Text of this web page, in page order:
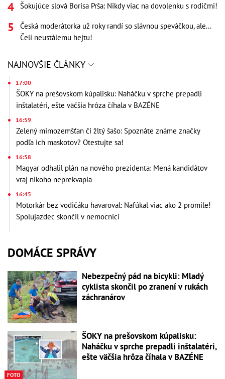
Šokujúce slová Borisa Prša: Nikdy viac na dovolenku s rodičmi!
Česká moderátorka už roky randí so slávnou speváčkou, ale...
Čelí neustálemu hejtu!
NAJNOVŠIE ČLÁNKY
17:00
ŠOKY na prešovskom kúpalisku: Naháčku v sprche prepadli
inštalatéri, ešte väčšia hrôza číhala v BAZÉNE
16:59
Zelený mimozemšťan či žltý šašo: Spoznáte známe značky
podľa ich maskotov? Otestujte sa!
16:58
Magyar odhalil plán na nového prezidenta: Mená kandidátov
vraj nikoho neprekvapia
16:45
Motorkár bez vodičáku havaroval: Nafúkal viac ako 2 promile!
Spolujazdec skončil v nemocnici
DOMÁCE SPRÁVY
Nebezpečný pád na bicykli: Mladý
cyklista skončil po zranení v rukách
záchranárov
FOTO
ŠOKY na prešovskom kúpalisku:
Naháčku v sprche prepadli inštalatéri,
ešte väčšia hrôza číhala v BAZÉNE